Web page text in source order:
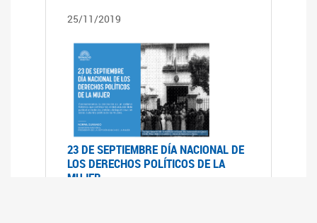
25/11/2019
23 DE SEPTIEMBRE DÍA NACIONAL DE
LOS DERECHOS POLÍTICOS DE LA
MUJER